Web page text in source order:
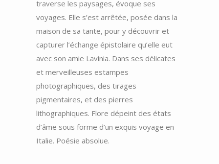
traverse les paysages, évoque ses
voyages. Elle s’est arrêtée, posée dans la
maison de sa tante, pour y découvrir et
capturer l’échange épistolaire qu’elle eut
avec son amie Lavinia. Dans ses délicates
et merveilleuses estampes
photographiques, des tirages
pigmentaires, et des pierres
lithographiques. Flore dépeint des états
d’âme sous forme d’un exquis voyage en
Italie. Poésie absolue.